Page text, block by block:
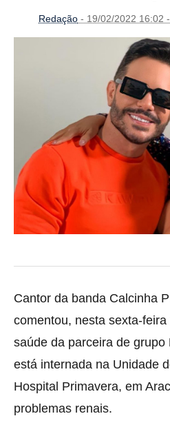
Redação - 19/02/2022 16:02
Cantor da banda Calcinha
comentou, nesta sexta-
saúde da parceira de grupo
está internada na Unidade
Hospital Primavera, em
problemas renais.